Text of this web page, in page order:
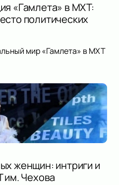
«Гамлета» в МХТ:
политических
мир «Гамлета» в МХТ
женщин: интриги и
им. Чехова